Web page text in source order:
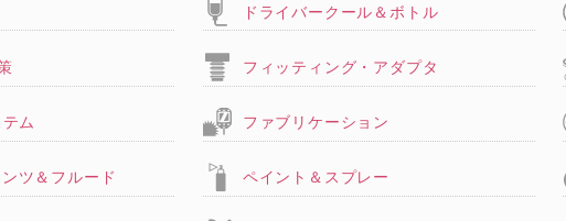
ドライバークール＆ボトル
フィッティング・アダプタ
ム ファブリケーション
ツ＆フルード ペイント＆スプレー